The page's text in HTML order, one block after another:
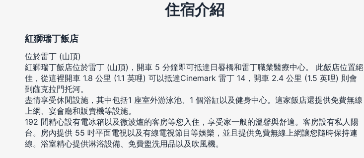
住宿介紹
紅獅瑞丁飯店
位於雷丁 (山頂)
紅獅瑞丁飯店位於雷丁 (山頂)，開車 5 分鐘即可抵達日晷橋和雷丁職業醫療中心。 此飯店位置絕
佳，從這裡開車 1.8 公里 (1.1 英哩) 可以抵達Cinemark 雷丁 14，開車 2.4 公里 (1.5 英哩) 則會
到薩克拉門托河。
盡情享受休閒設施，其中包括1 座室外游泳池、1 個浴缸以及健身中心。這家飯店還提供免費無線
上網、宴會廳和販賣機等設施。
192 間精心設有電冰箱以及微波爐的客房等您入住，享受家一般的溫馨與舒適。客房設有私人陽
台。房內提供 55 吋平面電視以及有線電視節目等娛樂，並且提供免費無線上網讓您隨時保持連
線。浴室精心提供淋浴設備、免費盥洗用品以及吹風機。